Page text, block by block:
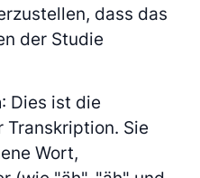
dass das
der Studie
: Dies ist die
Sie
Wort,